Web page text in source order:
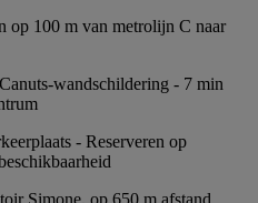
op 100 m van metrolijn C naar
wandschildering - 7 min
- Reserveren op